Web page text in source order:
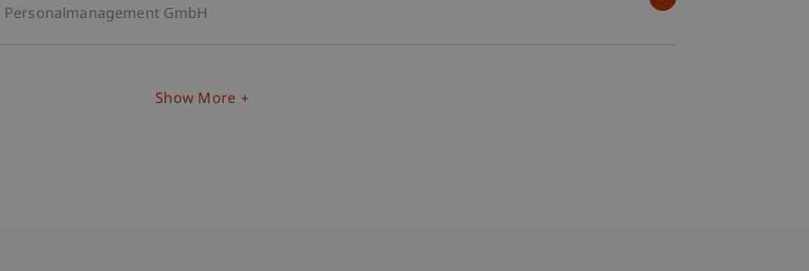
Personalmanagement GmbH
Show More